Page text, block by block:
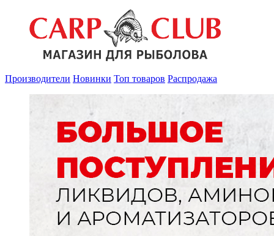
Производители Новинки Топ товаров Распродажа